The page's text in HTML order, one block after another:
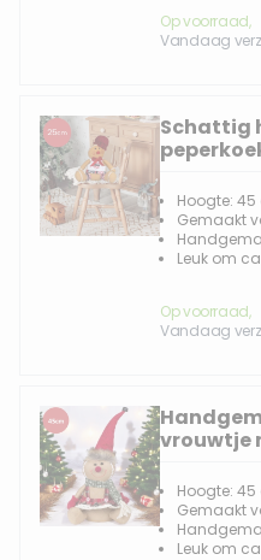
Op voorraad,
Vandaag
Schattig
Hoogte:
Gemaakt
Leuk om
Op voorraad,
Vandaag
vrouwtje
Hoogte:
Gemaakt
Leuk om